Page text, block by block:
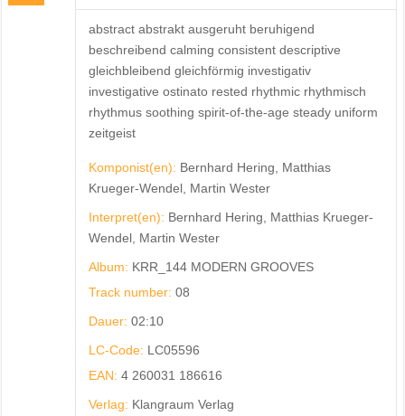
abstract abstrakt ausgeruht beruhigend
beschreibend calming consistent descriptive
gleichbleibend gleichförmig investigativ
investigative ostinato rested rhythmic rhythmisch
rhythmus soothing spirit-of-the-age steady uniform
zeitgeist
Komponist(en): Bernhard Hering, Matthias
Krueger-Wendel, Martin Wester
Interpret(en): Bernhard Hering, Matthias Krueger-
Wendel, Martin Wester
Album: KRR_144 MODERN GROOVES
Track number: 08
Dauer: 02:10
LC-Code: LC05596
EAN: 4 260031 186616
Verlag: Klangraum Verlag